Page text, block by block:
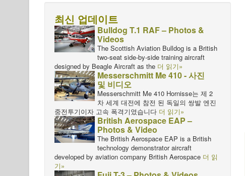
최신 업데이트
Bulldog T.1 RAF – Photos &
Videos
The Scottish Aviation Bulldog is a British
two-seat side-by-side training aircraft
designed by Beagle Aircraft as the 더 읽기»
Messerschmitt Me 410 - 사진
및 비디오
Messerschmitt Me 410 Hornisse는 제 2
차 세계 대전에 참전 된 독일의 쌍발 엔진
중전투기이자 고속 폭격기였습니다 더 읽기»
British Aerospace EAP –
Photos & Video
The British Aerospace EAP is a British
technology demonstrator aircraft
developed by aviation company British Aerospace 더 읽
기»